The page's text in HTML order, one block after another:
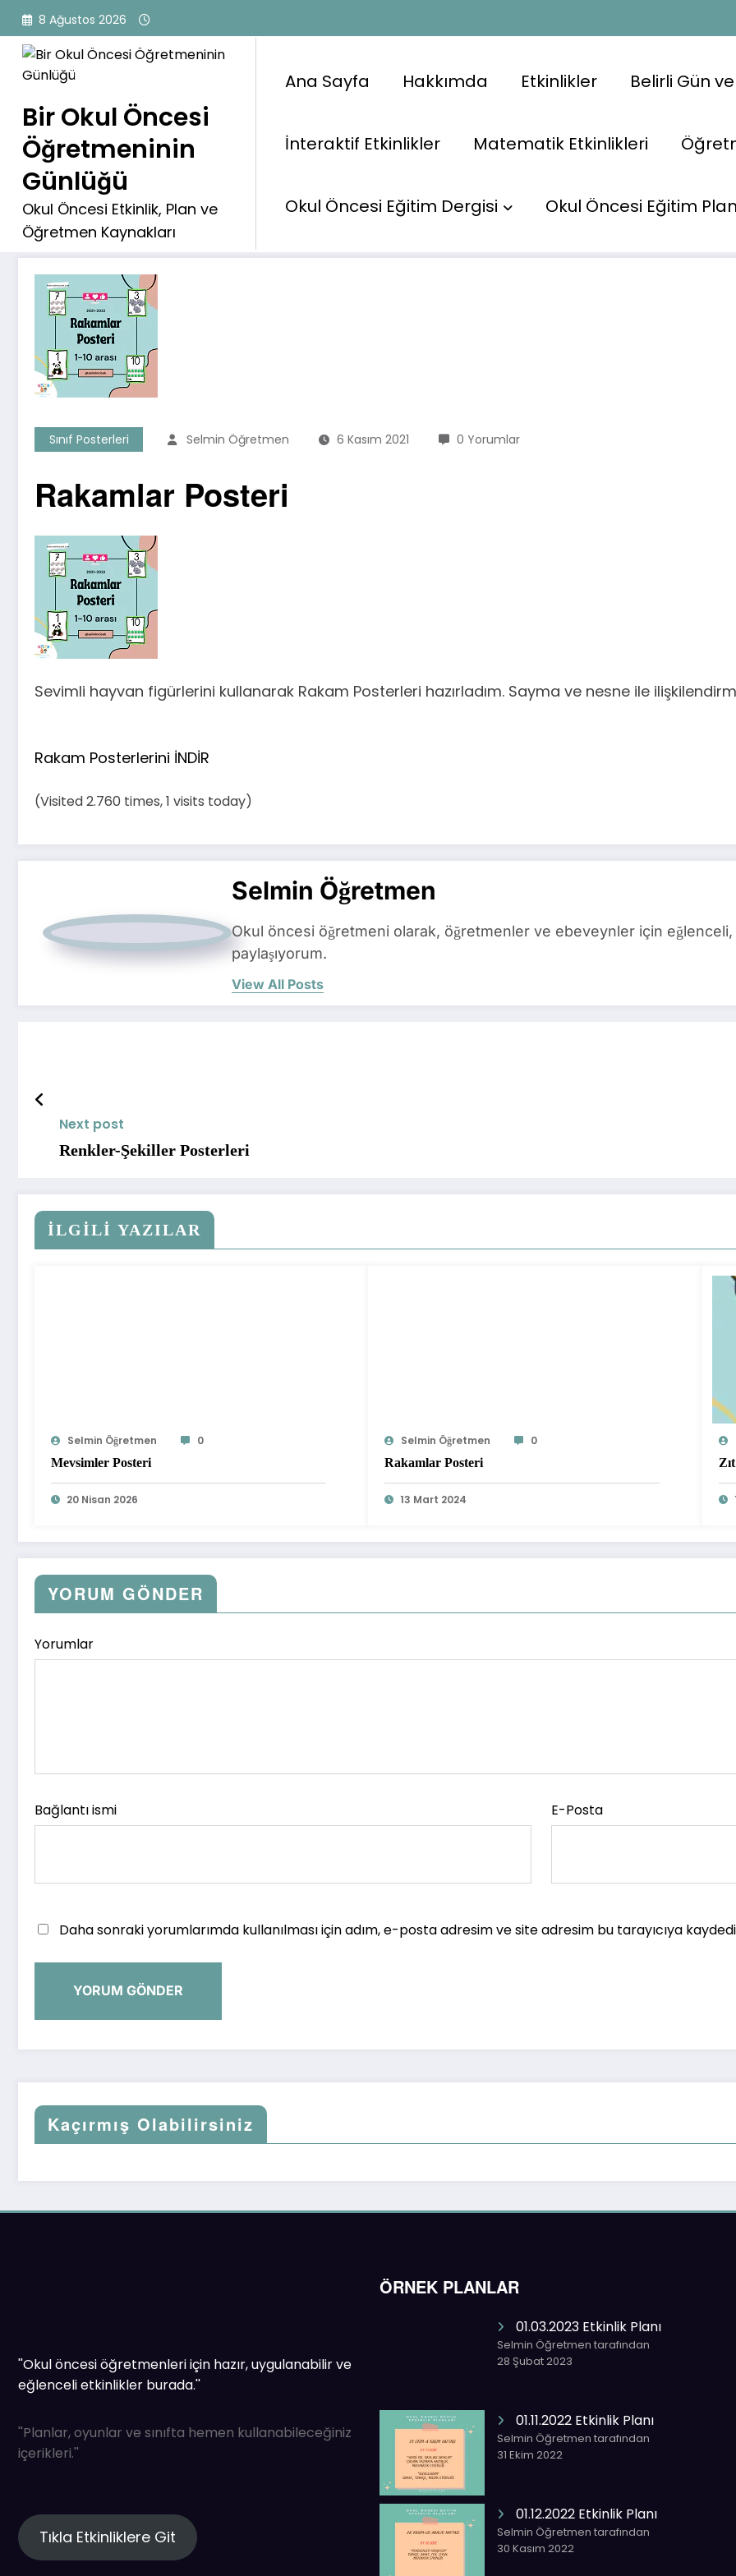
İçeriğe
atla
8 Ağustos 2026
Bir Okul Öncesi
Öğretmeninin
Günlüğü
Okul Öncesi Etkinlik, Plan ve
Öğretmen Kaynakları
Ana Sayfa Hakkımda Etkinlikler Belirli Gün
İnteraktif Etkinlikler Matematik Etkinlikleri
Okul Öncesi Eğitim Dergisi Okul Öncesi Eğitim
Rakamlar Posteri
Sınıf Posterleri Selmin Öğretmen 6 Kasım 2021 0 Yorumlar
Rakamlar Posteri
Sevimli hayvan figürlerini kullanarak Rakam Posterleri hazırladım. Sayma ve nesne ile
Rakam Posterlerini İNDİR
(Visited 2.760 times, 1 visits today)
Selmin Öğretmen
Okul öncesi öğretmeni olarak, öğretmenler ve ebeveynler için
paylaşıyorum.
View All Posts
Next post
Renkler-Şekiller Posterleri
İLGİLİ YAZILAR
Selmin Öğretmen
0
Mevsimler Posteri
20 Nisan 2026
Selmin Öğretmen
0
Rakamlar Posteri
13 Mart 2024
YORUM GÖNDER
Yorumlar
Bağlantı ismi E-Posta
Daha sonraki yorumlarımda kullanılması için adım, e-posta adresim ve site adresim bu tarayıcıya
Kaçırmış Olabilirsiniz
''Okul öncesi öğretmenleri için hazır, uygulanabilir ve
eğlenceli etkinlikler burada.''
''Planlar, oyunlar ve sınıfta hemen kullanabileceğiniz
içerikleri.''
Tıkla Etkinliklere Git
ÖRNEK PLANLAR
01.03.2023 Etkinlik Planı
Selmin Öğretmen tarafından
28 Şubat 2023
01.11.2022 Etkinlik Planı
Selmin Öğretmen tarafından
31 Ekim 2022
01.12.2022 Etkinlik Planı
Selmin Öğretmen tarafından
30 Kasım 2022